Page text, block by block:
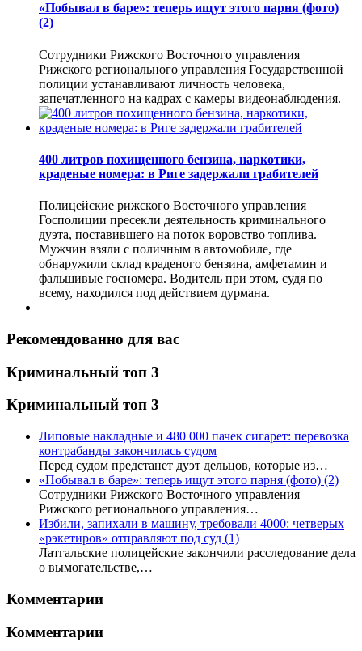
«Побывал в баре»: теперь ищут этого парня (фото)
(2)
Сотрудники Рижского Восточного управления
Рижского регионального управления Государственной
полиции устанавливают личность человека,
запечатленного на кадрах с камеры видеонаблюдения.
400 литров похищенного бензина, наркотики,
краденые номера: в Риге задержали грабителей
Полицейские рижского Восточного управления
Госполиции пресекли деятельность криминального
дуэта, поставившего на поток воровство топлива.
Мужчин взяли с поличным в автомобиле, где
обнаружили склад краденого бензина, амфетамин и
фальшивые госномера. Водитель при этом, судя по
всему, находился под действием дурмана.
Рекомендованно для вас
Криминальный топ 3
Криминальный топ 3
Липовые накладные и 480 000 пачек сигарет: перевозка
контрабанды закончилась судом
Перед судом предстанет дуэт дельцов, которые из…
«Побывал в баре»: теперь ищут этого парня (фото) (2)
Сотрудники Рижского Восточного управления
Рижского регионального управления…
Избили, запихали в машину, требовали 4000: четверых
«рэкетиров» отправляют под суд (1)
Латгальские полицейские закончили расследование дела
о вымогательстве,…
Комментарии
Комментарии